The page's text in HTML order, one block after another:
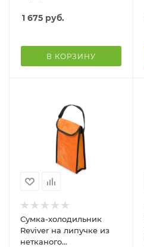
1 675 руб.
В КОРЗИНУ
Сумка-холодильник
Reviver на липучке из
нетканого